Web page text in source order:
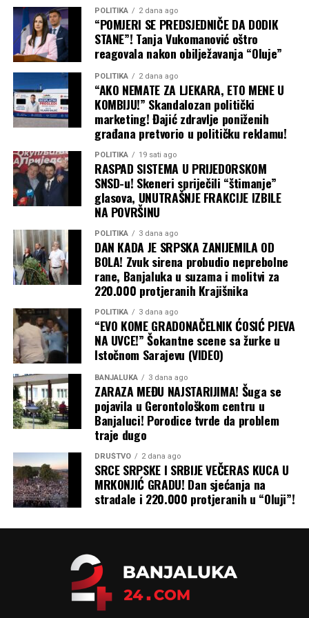
Neko od kolega nije potpuno iskren prema vama.
Ljubav: Skloni ste idealizaciji. Skinite ružičaste naočare i
sagledajte trenutnu emotivnu situaciju onakvom kakva
zaista jeste.
Zdravlje: Pijte više tečnosti i unosite vitamine.
Posao: Perfekcionista u vama dolazi do punog izražaja.
Uočićete grešku koju su drugi previdjeli i time spasiti
važan projekat.
Zdravlje: Osjećate umor. Vrijeme je za kraći predah od
obaveza.
VAGA
Ljubav: Ljubavni život ulazi u mirniju fazu. Vage u vezi
prave planove za zajedničko putovanje, dok slobodni
pripadnici znaka mogu očekivati flert na radnom mjestu.
Posao: Povoljan dan za pregovore i saradnju sa
inostranstvom. Vaše diplomatske sposobnosti donose
vam veliku prednost u odnosu na konkurenciju.
Zdravlje: Mogući su problemi sa cirkulacijom. Unosite
više tečnosti.
ŠKORPIJA
Ljubav: Danas vas očekuje otvoren i dramatičan razgovor
sa partnerom. Vrijeme je da karte stavite na sto i riješite
stare nesuglasice.
Posao: Prisutan je pritisak oko rokova, ali vi najbolje
funkcionišete kada je najteže. Ostanite fokusirani i ne
ulazite u konflikte sa kolegama.
Zdravlje: Čuvajte se povreda u teretani ili tokom fizičkog
rada.
STRIJELAC
većom slobodom unutar veze.
Posao: Pun ideja i optimizma, lakše nego ikada rješavate
komplikovane zadatke. Odličan trenutak za prezentaciju
POLITIKA 2 dana ago
“POMJERI SE PREDSJEDNIČE DA DODIK
STANE”! Tanja Vukomanović oštro
reagovala nakon obilježavanja “Oluje”
POLITIKA 2 dana ago
“AKO NEMATE ZA LJEKARA, ETO MENE U
KOMBIJU!” Skandalozan politički
marketing! Đajić zdravlje poniženih
građana pretvorio u političku reklamu!
POLITIKA 19 sati ago
RASPAD SISTEMA U PRIJEDORSKOM
SNSD-u! Skeneri spriječili “štimanje”
glasova, UNUTRAŠNJE FRAKCIJE IZBILE
NA POVRŠINU
POLITIKA 3 dana ago
DAN KADA JE SRPSKA ZANIJEMILA OD
BOLA! Zvuk sirena probudio neprebolne
rane, Banjaluka u suzama i molitvi za
220.000 protjeranih Krajišnika
POLITIKA 3 dana ago
“EVO KOME GRADONAČELNIK ĆOSIĆ PJEVA
NA UVCE!” Šokantne scene sa žurke u
Istočnom Sarajevu (VIDEO)
BANJALUKA 3 dana ago
ZARAZA MEĐU NAJSTARIJIMA! Šuga se
pojavila u Gerontološkom centru u
Banjaluci! Porodice tvrde da problem
traje dugo
DRUŠTVO 2 dana ago
SRCE SRPSKE I SRBIJE VEČERAS KUCA U
MRKONJIĆ GRADU! Dan sjećanja na
stradale i 220.000 protjeranih u “Oluji”!